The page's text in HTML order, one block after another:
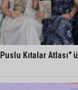
Kıtalar Atlası"